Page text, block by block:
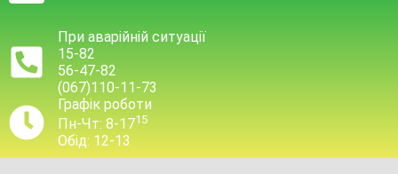
При аварійній ситуації
15-82
56-47-82
(067)110-11-73
Графік роботи
Пн-Чт: 8-1715
Обід: 12-13